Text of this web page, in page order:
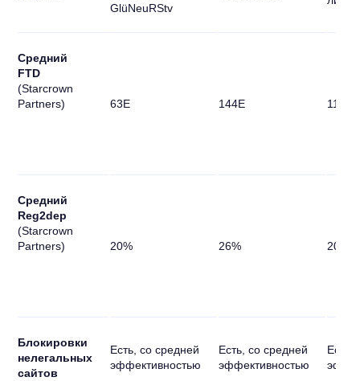
GlüNeuRStv
Средний
FTD
(Starcrown
Partners)
63E 144E 111E
Средний
Reg2dep
(Starcrown
Partners)
20% 26% 20%
Блокировки
нелегальных
сайтов
Есть, со средней
эффективностью
Есть, со средней
эффективностью
Есть,